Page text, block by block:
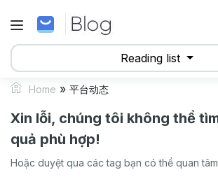
Reading list
Home » 平台动态
Xin lỗi, chúng tôi không thể
quả phù hợp!
Hoặc duyệt qua các tag bạn có thể quan